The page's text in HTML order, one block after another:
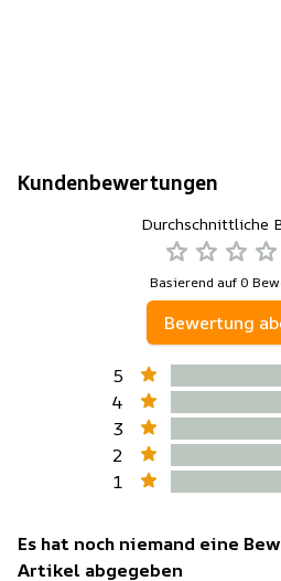
Kundenbewertungen
Durchschnittliche
Basierend auf 0
Bewertung
5
4
3
2
1
Es hat noch niemand eine
Artikel abgegeben